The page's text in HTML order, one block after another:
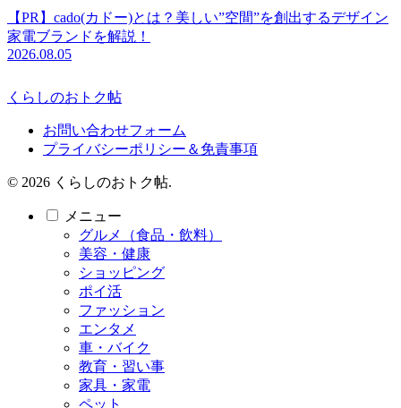
【PR】cado(カドー)とは？美しい”空間”を創出するデザイン
家電ブランドを解説！
2026.08.05
くらしのおトク帖
お問い合わせフォーム
プライバシーポリシー＆免責事項
© 2026 くらしのおトク帖.
メニュー
グルメ（食品・飲料）
美容・健康
ショッピング
ポイ活
ファッション
エンタメ
車・バイク
教育・習い事
家具・家電
ペット